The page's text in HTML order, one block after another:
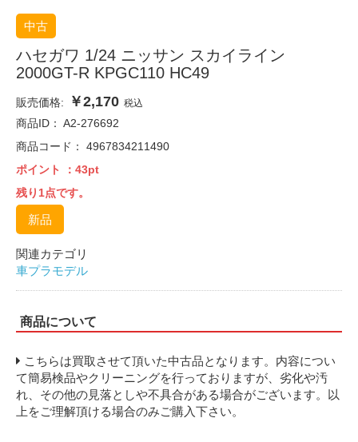
中古
ハセガワ 1/24 ニッサン スカイライン
2000GT-R KPGC110 HC49
販売価格: ￥2,170 税込
商品ID： A2-276692
商品コード： 4967834211490
ポイント
：43pt
残り1点です。
新品
関連カテゴリ
車プラモデル
商品について
こちらは買取させて頂いた中古品となります。内容につい
て簡易検品やクリーニングを行っておりますが、劣化や汚
れ、その他の見落としや不具合がある場合がございます。以
上をご理解頂ける場合のみご購入下さい。